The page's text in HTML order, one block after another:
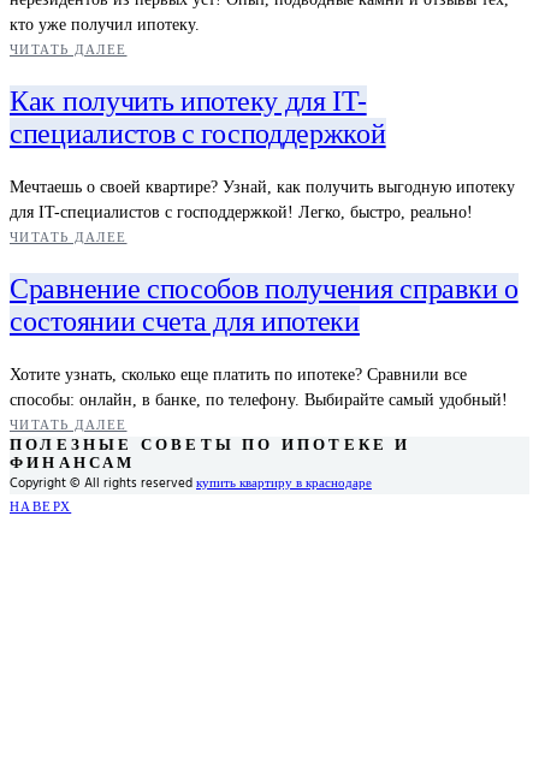
кто уже получил ипотеку.
ЧИТАТЬ ДАЛЕЕ
Как получить ипотеку для IT-
специалистов с господдержкой
Мечтаешь о своей квартире? Узнай, как получить выгодную ипотеку
для IT-специалистов с господдержкой! Легко, быстро, реально!
ЧИТАТЬ ДАЛЕЕ
Сравнение способов получения справки о
состоянии счета для ипотеки
Хотите узнать, сколько еще платить по ипотеке? Сравнили все
способы: онлайн, в банке, по телефону. Выбирайте самый удобный!
ЧИТАТЬ ДАЛЕЕ
ПОЛЕЗНЫЕ СОВЕТЫ ПО ИПОТЕКЕ И
ФИНАНСАМ
Copyright © All rights reservedкупить квартиру в краснодаре
НАВЕРХ